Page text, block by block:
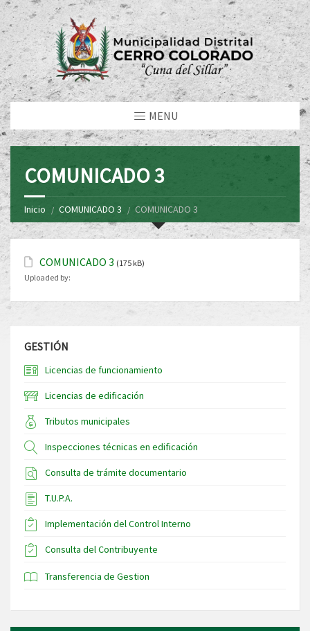
MENU
COMUNICADO 3
Inicio COMUNICADO 3 COMUNICADO 3
COMUNICADO 3 (175 kB)
Uploaded by:
GESTIÓN
Licencias de funcionamiento
Licencias de edificación
Tributos municipales
Inspecciones técnicas en edificación
Consulta de trámite documentario
T.U.P.A.
Implementación del Control Interno
Consulta del Contribuyente
Transferencia de Gestion